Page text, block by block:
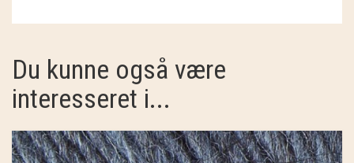
Du kunne også være
interesseret i...